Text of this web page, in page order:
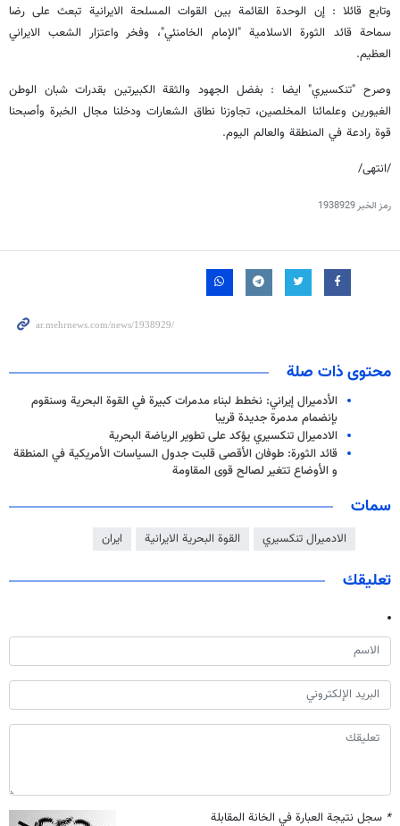
وتابع قائلا : إن الوحدة القائمة بين القوات المسلحة الايرانية تبعث على رضا
سماحة قائد الثورة الاسلامية "الإمام الخامنئي"، وفخر واعتزار الشعب الایراني
العظيم.
وصرح "تنكسيري" ايضا : بفضل الجهود والثقة الكبيرتين بقدرات شبان الوطن
الغيورين وعلمائنا المخلصين، تجاوزنا نطاق الشعارات ودخلنا مجال الخبرة وأصبحنا
قوة رادعة في المنطقة والعالم اليوم.
/انتهی/
رمز الخبر1938929
محتوى ذات صلة
الأدميرال إيراني: نخطط لبناء مدمرات كبيرة في القوة البحرية وسنقوم
بإنضمام مدمرة جديدة قريبا
الادميرال تنكسيري يؤكد على تطوير الرياضة البحرية
قائد الثورة: طوفان الأقصى قلبت جدول السياسات الأمريكية في المنطقة
و الأوضاع تتغير لصالح قوى المقاومة
سمات
الادميرال تنكسيري القوة البحرية الايرانية ايران
تعليقك
* سجل نتيجة العبارة في الخانة المقابلة